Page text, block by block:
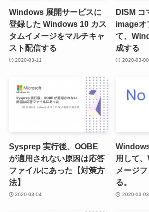
Windows 展開サービスに
登録した Windows 10 カス
タムイメージをマルチキャ
スト配信する
2020-03-11
DISM コ
imageオ
て、
成する
2020-03-08
Sysprep 実行後、OOBE
が適用されない原因は応答
ファイルにあった【対策方
法】
2020-03-04
用して
メージ
る。
2020-03-03